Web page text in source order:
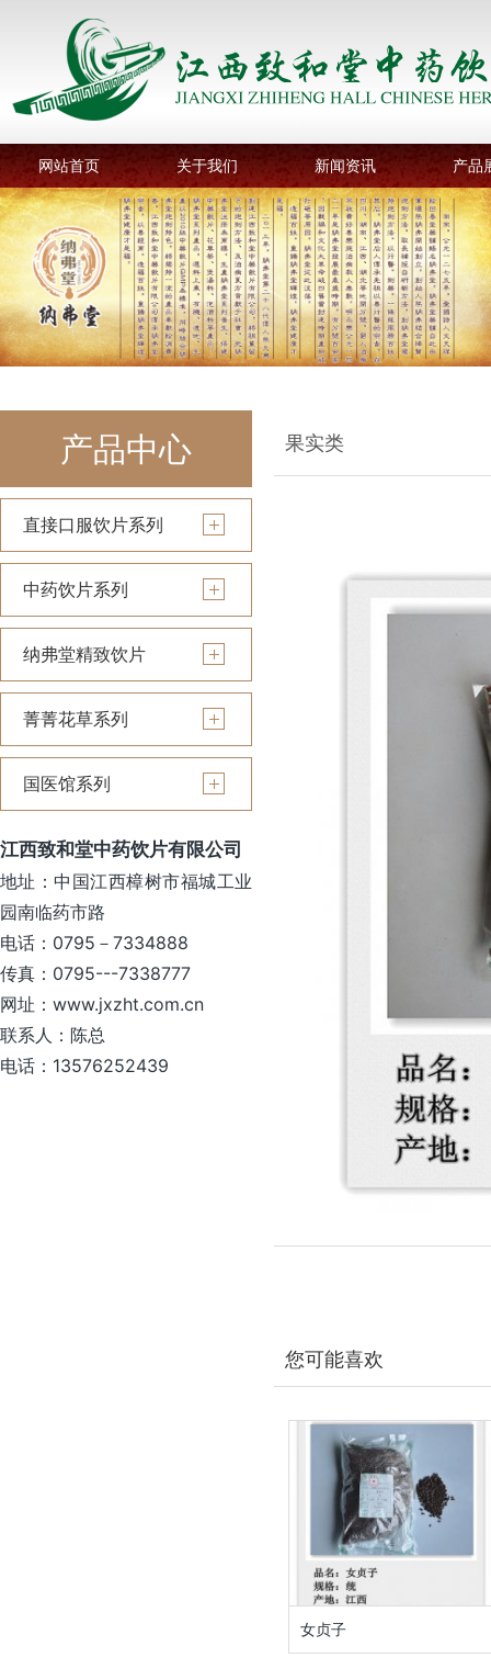
网站首页 关于我们 新闻资讯 产品
产品中心
直接口服饮片系列
中药饮片系列
纳弗堂精致饮片
菁菁花草系列
国医馆系列
江西致和堂中药饮片有限公司
地址：中国江西樟树市福城工业
园南临药市路
电话：0795－7334888
传真：0795---7338777
网址：www.jxzht.com.cn
联系人：陈总
电话：13576252439
果实类
您可能喜欢
女贞子